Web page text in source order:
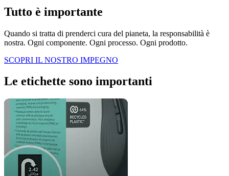
Tutto è importante
Quando si tratta di prenderci cura del pianeta, la responsabilità è
nostra. Ogni componente. Ogni processo. Ogni prodotto.
SCOPRI IL NOSTRO IMPEGNO
Le etichette sono importanti